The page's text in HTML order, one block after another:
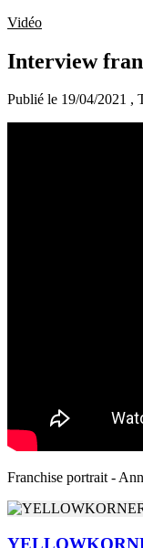
Vidéo
Interview
Publié le 19/04/2021 ,
Franchise portrait -